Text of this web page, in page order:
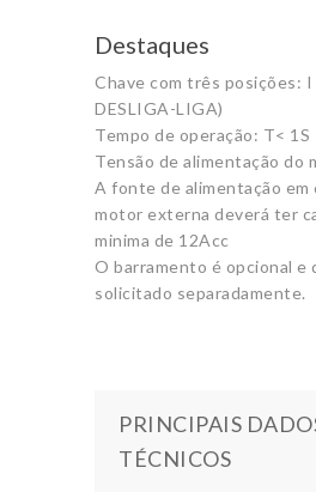
Destaques
Chave com três posições:
DESLIGA-LIGA)
Tempo de operação: T< 1S
Tensão de alimentação do
A fonte de alimentação em
motor externa deverá ter
minima de 12Acc
O barramento é opcional e
solicitado separadamente.
PRINCIPAIS
TÉCNICOS